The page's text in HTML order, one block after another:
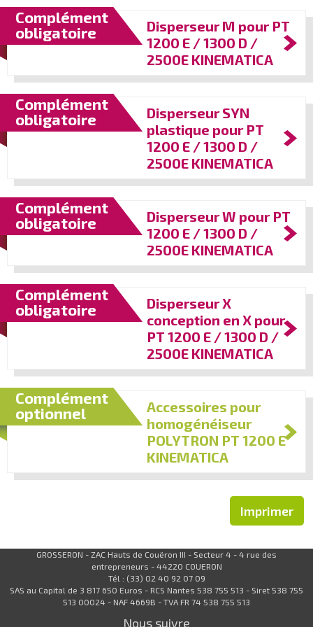
Complément
obligatoire
Disperseur M pour PT
1200 E / 1300 D /
2500E KINEMATICA
Complément
obligatoire
Disperseur SYN
plastique pour PT
1200 E / 1300 D /
2500E KINEMATICA
Complément
obligatoire
Disperseur W pour PT
1200 E / 1300 D /
2500E KINEMATICA
Complément
obligatoire
Disperseur X
conception en X pour
PT 1200 E / 1300 D /
2500E KINEMATICA
Complément
optionnel
Accessoires pour
homogénéiseur
POLYTRON PT 1200 E
KINEMATICA
Imprimer
GROSSERON - ZAC Hauts de Couëron III - Secteur 4 - 4 rue des
entrepreneurs - 44220 COUERON
Tél : (33) 02 40 92 07 09
SAS au Capital de 3 817 650 Euros - RCS Nantes 538 755 513 - Siret 538 755
513 00024 - NAF 4669B - TVA FR 74 538 755 513
Nous suivre